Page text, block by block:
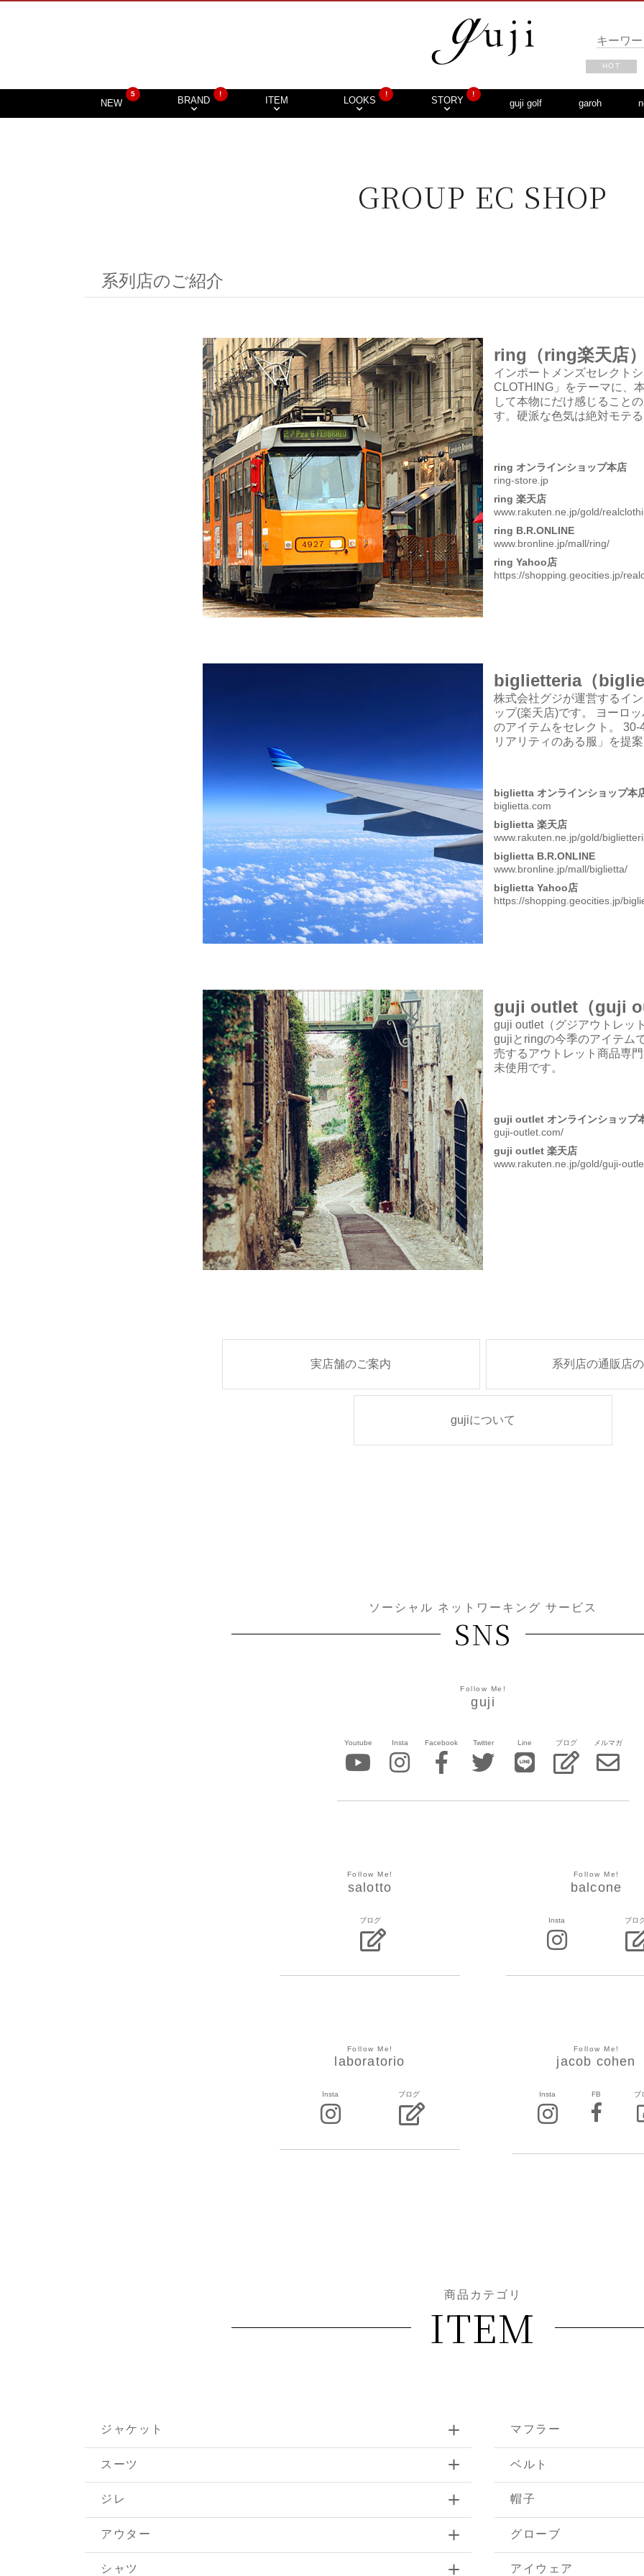
HOT
NEW
5
BRAND
!
ITEM LOOKS
!
STORY
!
guji golf garoh
GROUP EC SHOP
系列店のご紹介
ring（ring楽天店
インポートメンズセレクト
CLOTHING」をテーマに、
して本物にだけ感じること
す。硬派な色気は絶対モテ
ring オンラインショップ本店
ring-store.jp
ring 楽天店
www.rakuten.ne.jp/gold/
ring B.R.ONLINE
www.bronline.jp/mall/ring/
ring Yahoo店
https://shopping.geocities.jp/
biglietteria（
株式会社グジが運営するイ
ップ(楽天店)です。 ヨーロ
のアイテムをセレクト。
リアリティのある服」を提
biglietta オンラインショップ本
biglietta.com
biglietta 楽天店
www.rakuten.ne.jp/gold/
biglietta B.R.ONLINE
www.bronline.jp/mall/biglietta/
biglietta Yahoo店
https://shopping.geocities.jp/
guji outlet（guji
guji outlet（グジアウトレッ
gujiとringの今季のアイテム
売するアウトレット商品専
未使用です。
guji outlet オンラインショップ
guji-outlet.com/
guji outlet 楽天店
www.rakuten.ne.jp/gold/guji-
実店舗のご案内 系列店の通販店
gujiについて
ソーシャル ネットワーキング サービス
SNS
Follow Me!
guji
Youtube Insta Facebook Twitter Line ブログ メルマガ
Follow Me!
salotto
ブログ
Follow Me!
balcone
Insta ブロ
Follow Me!
laboratorio
Insta ブログ
Follow Me!
jacob cohen
Insta FB ブ